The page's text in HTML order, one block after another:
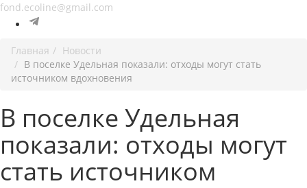
fond.ecoline@gmail.com
Главная
Новости
В поселке Удельная показали: отходы могут стать
источником вдохновения
В поселке Удельная
показали: отходы могут
стать источником